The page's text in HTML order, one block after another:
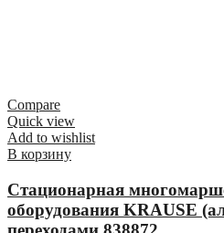
Compare
Quick view
Add to wishlist
В корзину
Стационарная
оборудования KRAUSE